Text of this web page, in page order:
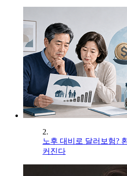
2.
노후 대비로 달러보험?
커진다